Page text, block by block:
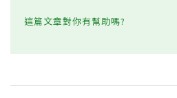
這篇文章對你有幫助嗎?